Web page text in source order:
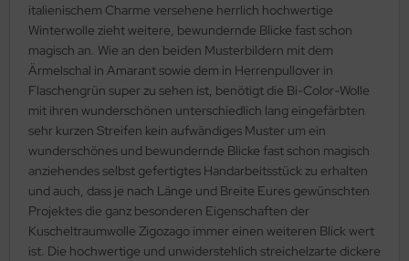
italienischem Charme versehene herrlich hochwertige
Winterwolle zieht weitere, bewundernde Blicke fast schon
magisch an. Wie an den beiden Musterbildern mit dem
Ärmelschal in Amarant sowie dem in Herrenpullover in
Flaschengrün super zu sehen ist, benötigt die Bi-Color-Wolle
mit ihren wunderschönen unterschiedlich lang eingefärbten
sehr kurzen Streifen kein aufwändiges Muster um ein
wunderschönes und bewundernde Blicke fast schon magisch
anziehendes selbst gefertigtes Handarbeitsstück zu erhalten
und auch, dass je nach Länge und Breite Eures gewünschten
Projektes die ganz besonderen Eigenschaften der
Kuscheltraumwolle Zigozago immer einen weiteren Blick wert
ist. Die hochwertige und unwiderstehlich streichelzarte dickere